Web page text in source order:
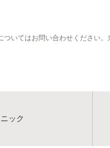
ついてはお問い合わせください
ック